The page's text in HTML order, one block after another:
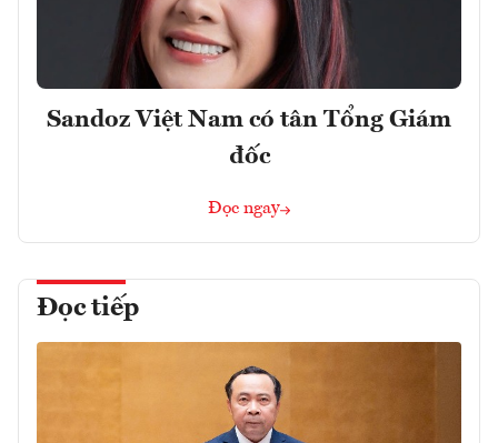
Sandoz Việt Nam có tân Tổng Giám
đốc
Đọc ngay
Đọc tiếp